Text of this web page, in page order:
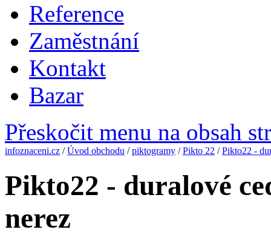
Reference
Zaměstnání
Kontakt
Bazar
Přeskočit menu na obsah
infoznaceni.cz /Úvod obchodu /piktogramy /Pikto 22 /Pikto22 -
Pikto22 - duralové
nerez